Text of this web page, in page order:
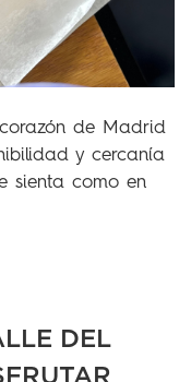
corazón de Madrid
y cercanía
sienta como en
DEL